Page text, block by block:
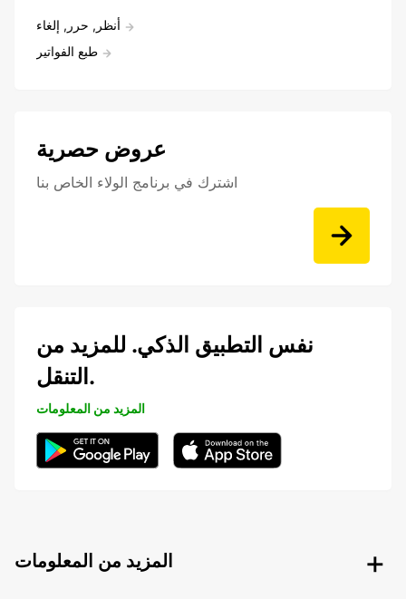
أنظر, حرر, إلغاء
طبع الفواتير
عروض حصرية
اشترك في برنامج الولاء الخاص بنا
نفس التطبيق الذكي. للمزيد من
التنقل.
المزيد من المعلومات
المزيد من المعلومات